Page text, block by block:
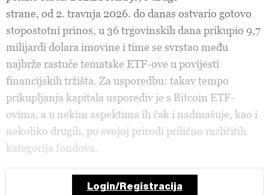
strane, od 2. travnja 2026. do danas ostvario gotovo
stopostotni prinos, u 36 trgovinskih dana prikupio 9,7
milijardi dolara imovine i time se svrstao među
najbrže rastuće tematske ETF-ove u povijesti
financijskih tržišta. Za usporedbu: takav tempo
prikupljanja kapitala usporediv je s Bitcoin ETF-
ovima, a u nekim aspektima ih čak i nadmašuje, kao i
nekoliko drugih, po svojoj prirodi prilično različitih
kategorija fondova.
Login/Registracija